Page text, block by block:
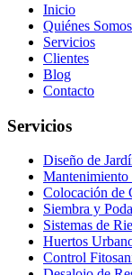
Inicio
Quiénes Somos
Servicios
Clientes
Blog
Contacto
Servicios
Diseño de
Mantenimiento
Colocación de
Siembra y
Sistemas de
Huertos
Control